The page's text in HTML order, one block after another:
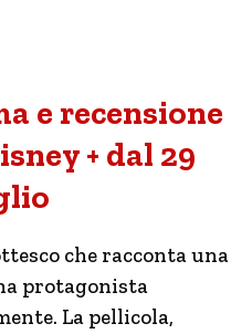
e recensione
+ dal 29
che racconta una
protagonista
La pellicola,